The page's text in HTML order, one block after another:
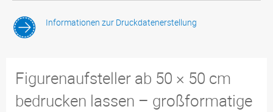
Informationen zur Druckdatenerstellung
Figurenaufsteller ab 50 × 50 cm
bedrucken lassen – großformatige